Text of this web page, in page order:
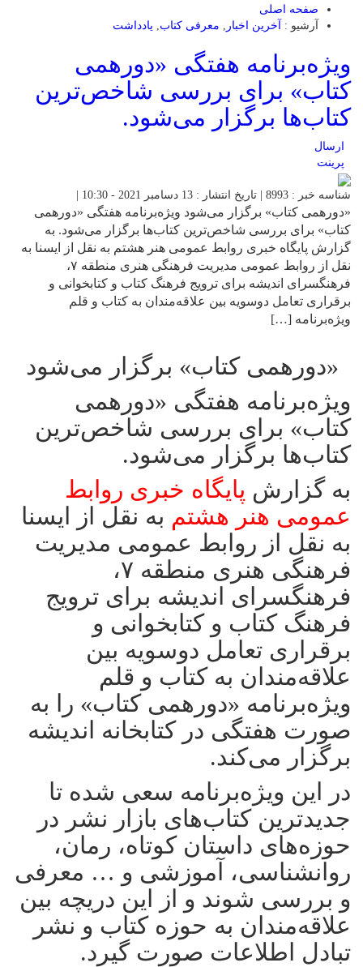
صفحه اصلی
آرشیو :
آخرین اخبار , معرفی کتاب, یادداشت
ویژه‌برنامه هفتگی «دورهمی
کتاب» برای بررسی شاخص‌ترین
کتاب‌ها برگزار می‌شود.
ارسال
پرینت
شناسه خبر : 8993 | تاریخ انتشار : 13 دسامبر 2021 - 10:30 |
«دورهمی کتاب» برگزار می‌شود ویژه‌برنامه هفتگی «دورهمی
کتاب» برای بررسی شاخص‌ترین کتاب‌ها برگزار می‌شود. به
گزارش پایگاه خبری روابط عمومی هنر هشتم به نقل از ایسنا به
نقل از روابط عمومی مدیریت فرهنگی هنری منطقه ۷،
فرهنگسرای اندیشه برای ترویج فرهنگ کتاب و کتابخوانی و
برقراری تعامل دوسویه بین علاقه‌مندان به کتاب و قلم
ویژه‌برنامه […]
«دورهمی کتاب» برگزار می‌شود
ویژه‌برنامه هفتگی «دورهمی
کتاب» برای بررسی شاخص‌ترین
کتاب‌ها برگزار می‌شود.
به گزارش پایگاه خبری روابط
عمومی هنر هشتم به نقل از ایسنا
به نقل از روابط عمومی مدیریت
فرهنگی هنری منطقه ۷،
فرهنگسرای اندیشه برای ترویج
فرهنگ کتاب و کتابخوانی و
برقراری تعامل دوسویه بین
علاقه‌مندان به کتاب و قلم
ویژه‌برنامه «دورهمی کتاب» را به
صورت هفتگی در کتابخانه اندیشه
برگزار می‌کند.
در این ویژه‌برنامه سعی شده تا
جدیدترین کتاب‌های بازار نشر در
حوزه‌های داستان کوتاه، رمان،
روانشناسی، آموزشی و … معرفی
و بررسی شوند و از این دریچه بین
علاقه‌مندان به حوزه کتاب و نشر
تبادل اطلاعات صورت گیرد.